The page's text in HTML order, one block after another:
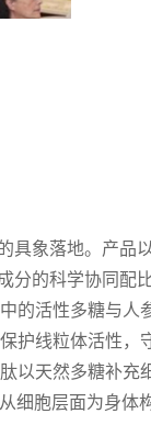
象落地。产品
分的科学协同配
活性多糖与人
护线粒体活性，
以天然多糖补
细胞层面为身体